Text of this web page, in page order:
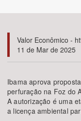
Bioma / Bacia
Tema
Subtema
Área de Levantamento
Área Protegida
Valor Econômico -
11 de Mar de 2025
Ibama aprova
perfuração na Foz do
A autorização é uma
a licença ambiental